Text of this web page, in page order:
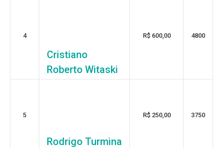
4
Cristiano
Roberto Witaski
R$ 600,00 4800
5
Rodrigo Turmina
R$ 250,00 3750